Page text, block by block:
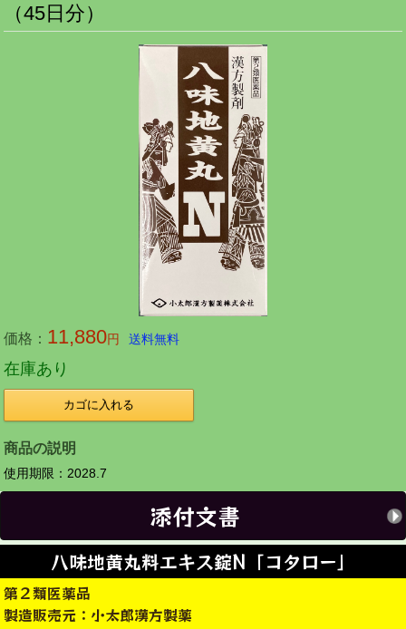
（45日分）
価格： 11,880円 送料無料
在庫あり
カゴに入れる
商品の説明
使用期限：2028.7
添付文書
八味地黄丸料エキス錠N「コタロー」
第２類医薬品
製造販売元：小太郎漢方製薬